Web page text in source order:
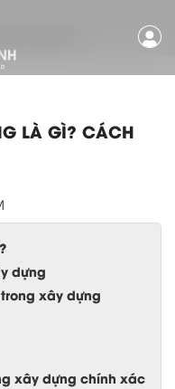
đo đạc
LÀ GÌ? CÁCH
dựng
xây dựng
xây dựng chính xác